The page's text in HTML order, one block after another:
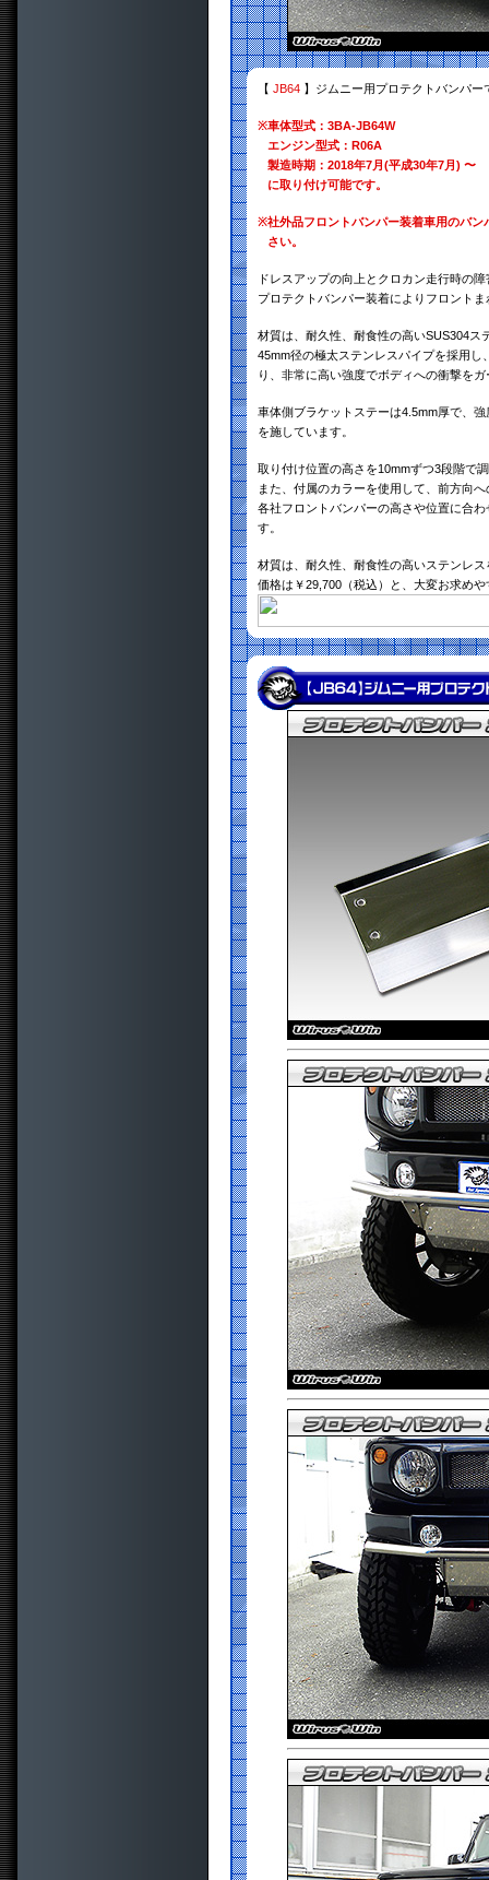
【 JB64 】ジムニー用プロテクトバンパー
※車体型式：3BA-JB64W
エンジン型式：R06A
製造時期：2018年7月(平成30年7月) 〜
に取り付け可能です。
※社外品フロントバンパー装着車用のバ
さい。
ドレスアップの向上とクロカン走行時の
プロテクトバンパー装着によりフロント
材質は、耐久性、耐食性の高いSUS304ス
45mm径の極太ステンレスパイプを採用
り、非常に高い強度でボディへの衝撃を
車体側ブラケットステーは4.5mm厚で、
を施しています。
取り付け位置の高さを10mmずつ3段階で
また、付属のカラーを使用して、前方向
各社フロントバンパーの高さや位置に合
す。
材質は、耐久性、耐食性の高いステンレ
価格は￥29,700（税込）と、大変お求め